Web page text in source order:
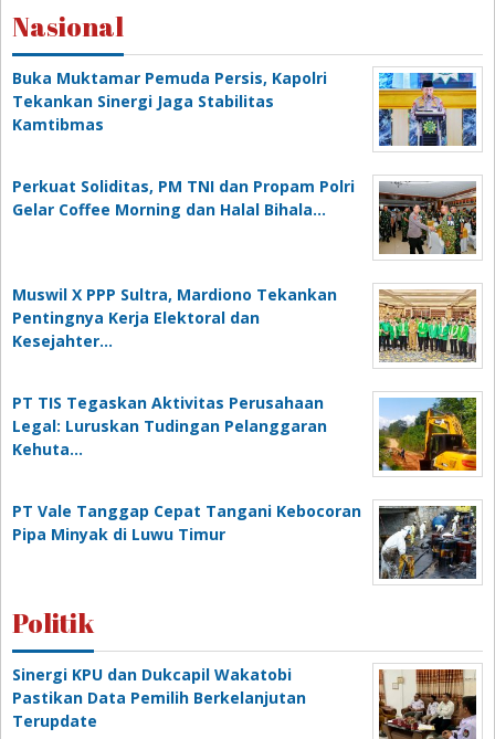
Nasional
Buka Muktamar Pemuda Persis, Kapolri
Tekankan Sinergi Jaga Stabilitas
Kamtibmas
Perkuat Soliditas, PM TNI dan Propam Polri
Gelar Coffee Morning dan Halal Bihala…
Muswil X PPP Sultra, Mardiono Tekankan
Pentingnya Kerja Elektoral dan
Kesejahter…
PT TIS Tegaskan Aktivitas Perusahaan
Legal: Luruskan Tudingan Pelanggaran
Kehuta…
PT Vale Tanggap Cepat Tangani Kebocoran
Pipa Minyak di Luwu Timur
Politik
Sinergi KPU dan Dukcapil Wakatobi
Pastikan Data Pemilih Berkelanjutan
Terupdate